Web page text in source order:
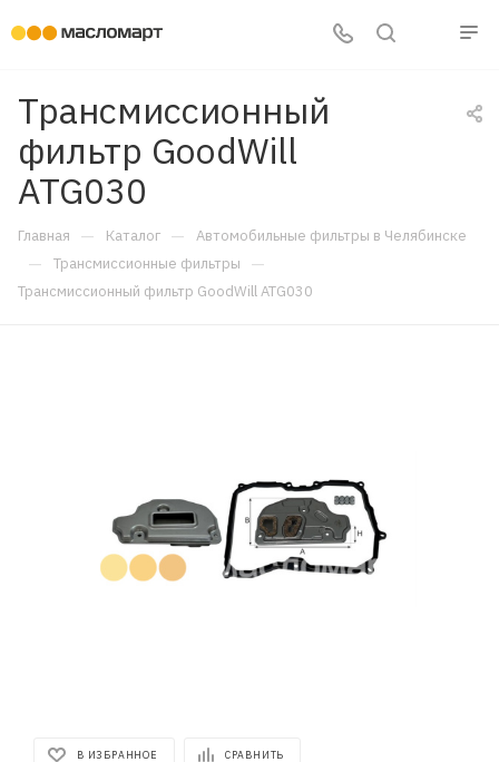
Трансмиссионный
фильтр GoodWill
ATG030
Главная — Каталог — Автомобильные фильтры в Челябинске
— Трансмиссионные фильтры —
Трансмиссионный фильтр GoodWill ATG030
В ИЗБРАННОЕ СРАВНИТЬ